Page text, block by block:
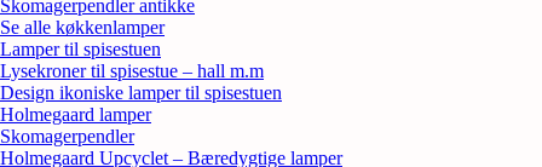
Skomagerpendler antikke
Se alle køkkenlamper
Lamper til spisestuen
Lysekroner til spisestue – hall m.m
Design ikoniske lamper til spisestuen
Holmegaard lamper
Skomagerpendler
Holmegaard Upcyclet – Bæredygtige lamper